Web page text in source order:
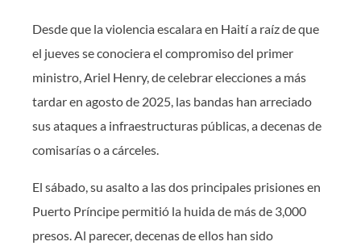
Desde que la violencia escalara en Haití a raíz de que
el jueves se conociera el compromiso del primer
ministro, Ariel Henry, de celebrar elecciones a más
tardar en agosto de 2025, las bandas han arreciado
sus ataques a infraestructuras públicas, a decenas de
comisarías o a cárceles.
El sábado, su asalto a las dos principales prisiones en
Puerto Príncipe permitió la huida de más de 3,000
presos. Al parecer, decenas de ellos han sido